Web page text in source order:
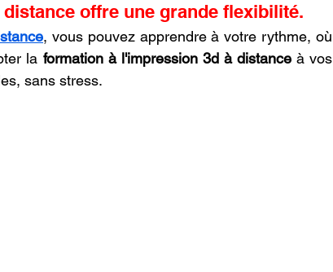
SNAPMAKER U1
offre une grande flexibilité.
, vous pouvez apprendre à votre rythme, où
la formation à l'impression 3d à distance à vos
sans stress.